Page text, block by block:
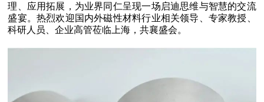
理、应用拓展，为业界同仁呈现一场启迪思维与智慧的交流
盛宴。热烈欢迎国内外磁性材料行业相关领导、专家教授、
科研人员、企业高管莅临上海，共襄盛会。